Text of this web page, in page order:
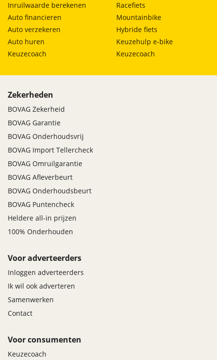
Inruilwaarde berekenen
Auto financieren
Auto verzekeren
Auto huren
Keuzecoach
Racefiets
Mountainbike
Hybride fiets
Keuzehulp e-bike
Keuzecoach
Zekerheden
BOVAG Zekerheid
BOVAG Garantie
BOVAG Onderhoudsvrij
BOVAG Import Tellercheck
BOVAG Omruilgarantie
BOVAG Afleverbeurt
BOVAG Onderhoudsbeurt
BOVAG Puntencheck
Heldere all-in prijzen
100% Onderhouden
Voor adverteerders
Inloggen adverteerders
Ik wil ook adverteren
Samenwerken
Contact
Voor consumenten
Keuzecoach